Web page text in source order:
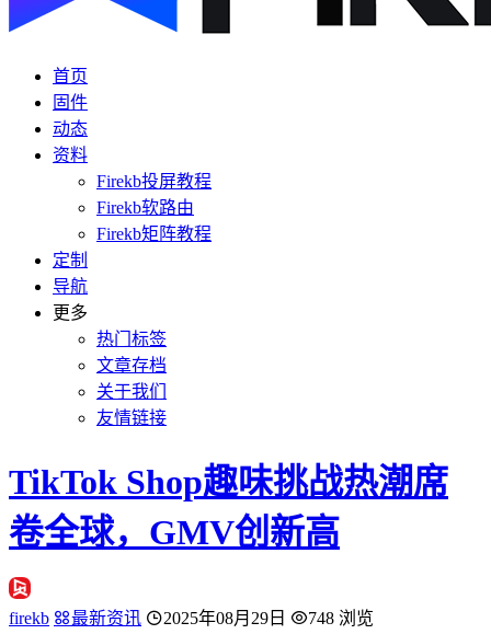
首页
固件
动态
资料
Firekb投屏教程
Firekb软路由
Firekb矩阵教程
定制
导航
更多
热门标签
文章存档
关于我们
友情链接
TikTok Shop趣味挑战热潮席
卷全球，GMV创新高
firekb 最新资讯 2025年08月29日
748 浏览